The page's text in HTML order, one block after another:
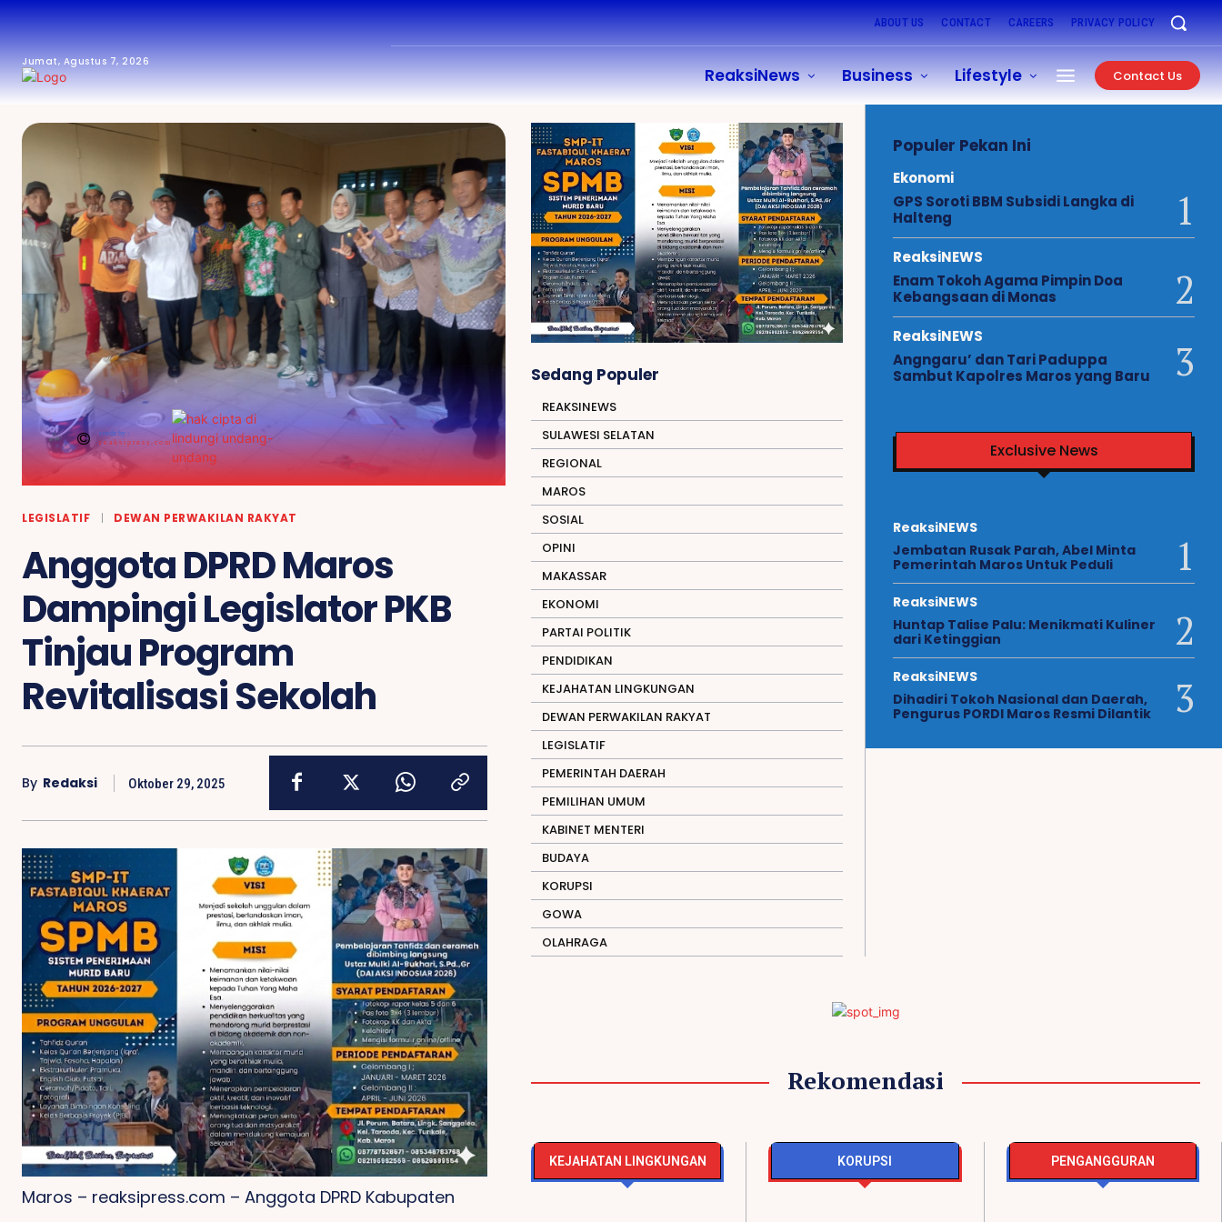
Jumat, Agustus 7, 2026
ABOUT US CONTACT CAREERS PRIVACY POLICY
ReaksiNews Business Lifestyle Contact Us
credit by :
reaksipress.com
LEGISLATIF DEWAN PERWAKILAN RAKYAT
Anggota DPRD Maros
Dampingi Legislator PKB
Tinjau Program
Revitalisasi Sekolah
By Redaksi Oktober 29, 2025
Maros – reaksipress.com – Anggota DPRD Kabupaten
Sedang Populer
REAKSINEWS
SULAWESI SELATAN
REGIONAL
MAROS
SOSIAL
OPINI
MAKASSAR
EKONOMI
PARTAI POLITIK
PENDIDIKAN
KEJAHATAN LINGKUNGAN
DEWAN PERWAKILAN RAKYAT
LEGISLATIF
PEMERINTAH DAERAH
PEMILIHAN UMUM
KABINET MENTERI
BUDAYA
KORUPSI
GOWA
OLAHRAGA
Populer Pekan Ini
Ekonomi
GPS Soroti BBM Subsidi Langka di
Halteng
ReaksiNEWS
Enam Tokoh Agama Pimpin Doa
Kebangsaan di Monas
ReaksiNEWS
Angngaru’ dan Tari Paduppa
Sambut Kapolres Maros yang Baru
Exclusive News
ReaksiNEWS
Jembatan Rusak Parah, Abel Minta
Pemerintah Maros Untuk Peduli
ReaksiNEWS
Huntap Talise Palu: Menikmati Kuliner
dari Ketinggian
ReaksiNEWS
Dihadiri Tokoh Nasional dan Daerah,
Pengurus PORDI Maros Resmi Dilantik
Rekomendasi
KEJAHATAN LINGKUNGAN KORUPSI PENGANGGURAN